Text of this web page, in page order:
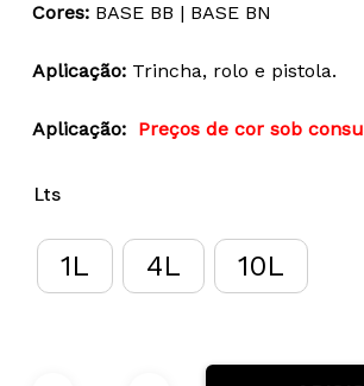
Cores:BASE BB | BASE BN
Aplicação:Trincha, rolo e pistola.
Aplicação: Preços de cor sob
Lts
1L 4L 10L